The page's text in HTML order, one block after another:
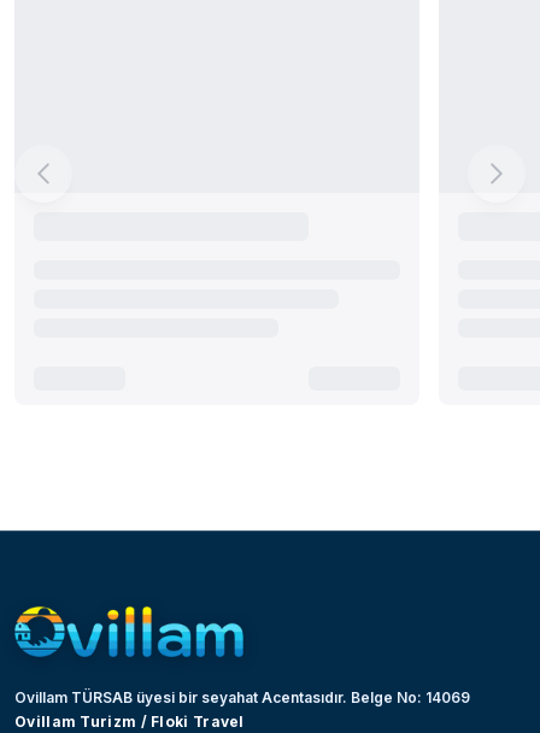
Ovillam TÜRSAB üyesi bir seyahat Acentasıdır. Belge No: 14069
Ovillam Turizm / Floki Travel